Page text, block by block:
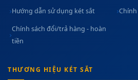
Hướng dẫn sử dụng két sắt
Chính sách đổi/trả hàng - hoàn
tiền
THƯƠNG HIỆU KÉT SẮT